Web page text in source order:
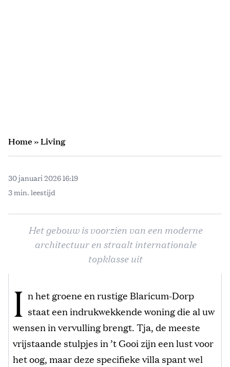
Home»Living
30 januari 2026 16:19
3 min. leestijd
Het gebouw is voorzien van een moderne
architectuur en straalt internationale
topklasse uit
I n het groene en rustige Blaricum-Dorp
staat een indrukwekkende woning die al uw
wensen in vervulling brengt. Tja, de meeste
vrijstaande stulpjes in ’t Gooi zijn een lust voor
het oog, maar deze specifieke villa spant wel